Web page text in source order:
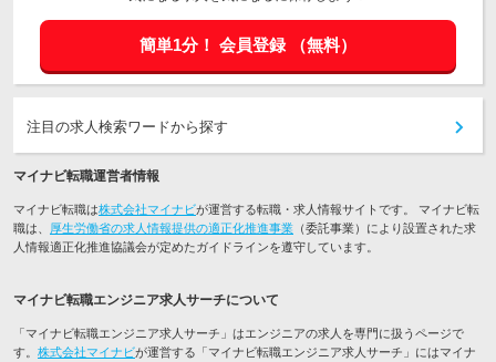
簡単1分！ 会員登録 （無料）
注目の求人検索ワードから探す
マイナビ転職運営者情報
マイナビ転職は株式会社マイナビが運営する転職・求人情報サイトです。 マイナビ転
職は、 厚生労働省の求人情報提供の適正化推進事業 （委託事業）により設置された求
人情報適正化推進協議会が定めたガイドラインを遵守しています。
マイナビ転職エンジニア求人サーチについて
「マイナビ転職エンジニア求人サーチ」はエンジニアの求人を専門に扱うページで
す。 株式会社マイナビが運営する「マイナビ転職エンジニア求人サーチ」にはマイナ